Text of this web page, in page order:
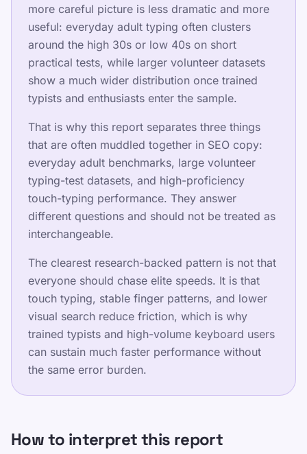
মূল্য নির্ধারণ
এই পৃষ্ঠা শেয়ার করুন
X এ শেয়ার করুন
Facebook এ শেয়ার করুন
LinkedIn এ শেয়ার করুন
WhatsApp এ শেয়ার করুন
সম্পদ
শিশু, কিশোর, প্রাপ্তবয়স্ক এবং বয়স্কদের জন্য টাইপিংকে মজাদার এবং
কার্যকর করুন। আমাদের কাঠামোগত এবং কৌতুকপূর্ণ পদ্ধতির সাথে আপনার
নিজস্ব গতিতে শিখুন।
বিভিন্ন
পরিষেবার শর্তাবলী
more careful picture is less dramatic and more
useful: everyday adult typing often clusters
around the high 30s or low 40s on short
practical tests, while larger volunteer datasets
show a much wider distribution once trained
typists and enthusiasts enter the sample.
That is why this report separates three things
that are often muddled together in SEO copy:
everyday adult benchmarks, large volunteer
typing-test datasets, and high-proficiency
touch-typing performance. They answer
different questions and should not be treated as
interchangeable.
The clearest research-backed pattern is not that
everyone should chase elite speeds. It is that
touch typing, stable finger patterns, and lower
visual search reduce friction, which is why
trained typists and high-volume keyboard users
can sustain much faster performance without
the same error burden.
How to interpret this report